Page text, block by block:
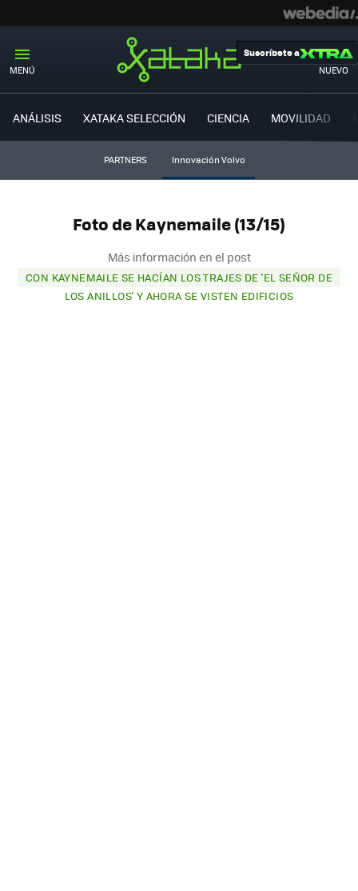
MENÚ NUEVO
Suscríbete a
ANÁLISIS XATAKA SELECCIÓN CIENCIA MOVILIDAD
PARTNERS Innovación Volvo
Foto de Kaynemaile (13/15)
Más información en el post
CON KAYNEMAILE SE HACÍAN LOS TRAJES DE 'EL SEÑOR DE
LOS ANILLOS' Y AHORA SE VISTEN EDIFICIOS